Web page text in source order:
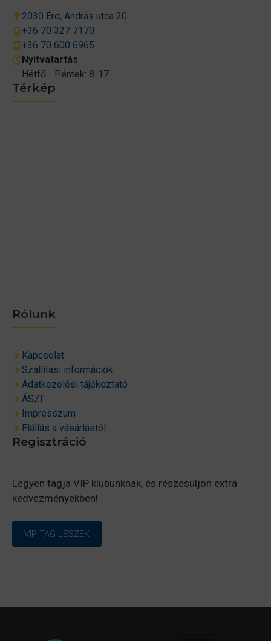
Térkép
Rólunk
Kapcsolat
Szállítási információk
Adatkezelési tájékoztató
ÁSZF
Impresszum
Elállás a vásárlástól
2030 Érd, András utca 20.
+36 70 327 7170
+36 70 600 6965
Nyitvatartás
Hétfő - Péntek: 8-17
Regisztráció
Legyen tagja VIP klubunknak, és részesüljön extra
kedvezményekben!
VIP TAG LESZEK